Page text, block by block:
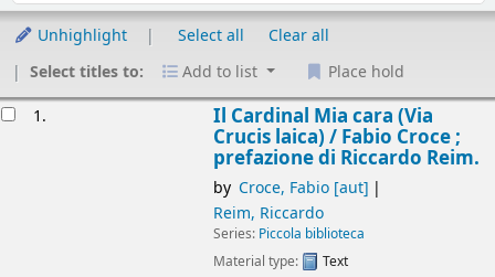
Unhighlight Select all
Clear all
Select titles to:
Add to list Place hold
1. Il Cardinal Mia cara (Via
Crucis laica) / Fabio Croce ;
prefazione di Riccardo Reim.
by Croce, Fabio[aut]
Reim, Riccardo
Series: Piccola biblioteca
Material type:
Text